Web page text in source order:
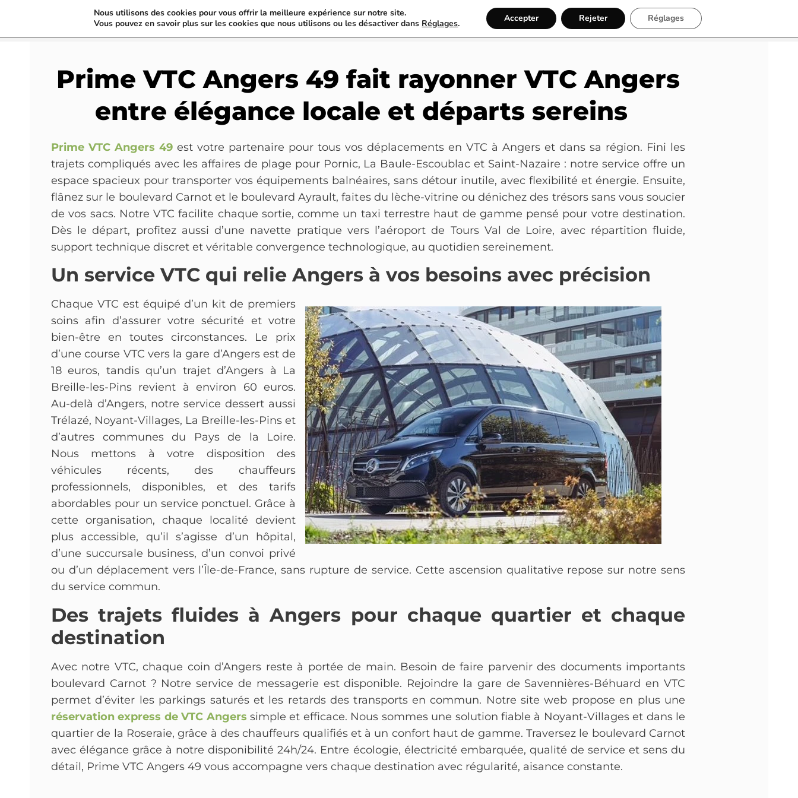
France Annuaire Rechercher Inscription
Prime VTC Angers 49 fait rayonner VTC Angers
entre élégance locale et départs sereins
Prime VTC Angers 49 est votre partenaire pour tous vos déplacements en VTC à Angers et dans sa région. Fini les
trajets compliqués avec les affaires de plage pour Pornic, La Baule-Escoublac et Saint-Nazaire : notre service offre un
espace spacieux pour transporter vos équipements balnéaires, sans détour inutile, avec flexibilité et énergie. Ensuite,
flânez sur le boulevard Carnot et le boulevard Ayrault, faites du lèche-vitrine ou dénichez des trésors sans vous soucier
de vos sacs. Notre VTC facilite chaque sortie, comme un taxi terrestre haut de gamme pensé pour votre destination.
Dès le départ, profitez aussi d’une navette pratique vers l’aéroport de Tours Val de Loire, avec répartition fluide,
support technique discret et véritable convergence technologique, au quotidien sereinement.
Un service VTC qui relie Angers à vos besoins avec précision
Chaque VTC est équipé d’un kit de premiers
soins afin d’assurer votre sécurité et votre
bien-être en toutes circonstances. Le prix
d’une course VTC vers la gare d’Angers est de
18 euros, tandis qu’un trajet d’Angers à La
Breille-les-Pins revient à environ 60 euros.
Au-delà d’Angers, notre service dessert aussi
Trélazé, Noyant-Villages, La Breille-les-Pins et
d’autres communes du Pays de la Loire.
Nous mettons à votre disposition des
véhicules récents, des chauffeurs
professionnels, disponibles, et des tarifs
abordables pour un service ponctuel. Grâce à
cette organisation, chaque localité devient
plus accessible, qu’il s’agisse d’un hôpital,
d’une succursale business, d’un convoi privé
ou d’un déplacement vers l’Île-de-France, sans rupture de service. Cette ascension qualitative repose sur notre sens
du service commun.
Des trajets fluides à Angers pour chaque quartier et chaque
destination
Avec notre VTC, chaque coin d’Angers reste à portée de main. Besoin de faire parvenir des documents importants
boulevard Carnot ? Notre service de messagerie est disponible. Rejoindre la gare de Savennières-Béhuard en VTC
permet d’éviter les parkings saturés et les retards des transports en commun. Notre site web propose en plus une
réservation express de VTC Angerssimple et efficace. Nous sommes une solution fiable à Noyant-Villages et dans le
quartier de la Roseraie, grâce à des chauffeurs qualifiés et à un confort haut de gamme. Traversez le boulevard Carnot
avec élégance grâce à notre disponibilité 24h/24. Entre écologie, électricité embarquée, qualité de service et sens du
détail, Prime VTC Angers 49 vous accompagne vers chaque destination avec régularité, aisance constante.
Nous utilisons des cookies pour vous offrir la meilleure expérience sur notre site.
Vous pouvez en savoir plus sur les cookies que nous utilisons ou les désactiver dans Réglages. Accepter Rejeter Réglages